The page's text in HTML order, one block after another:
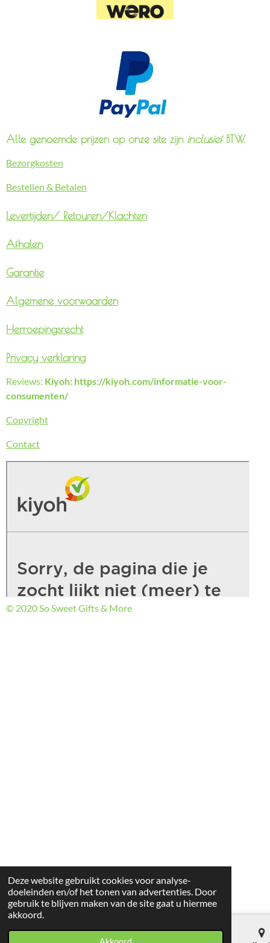
Deze website gebruikt cookies voor analyse-
doeleinden en/of het tonen van advertenties. Door
gebruik te blijven maken van de site gaat u hiermee
akkoord.
Alle genoemde prijzen op onze site zijn inclusiefBTW.
Bezorgkosten
Bestellen & Betalen
Levertijden/ Retouren/Klachten
Afhalen
Garantie
Algemene voorwaarden
Herroepingsrecht
Privacy verklaring
Reviews: Kiyoh: https://kiyoh.com/informatie-voor-
consumenten/
Copyright
Contact
© 2020 So Sweet Gifts & More